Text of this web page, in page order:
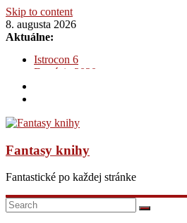
Skip to content
8. augusta 2026
Aktuálne:
Katja – Prebudená mágia: Na
Dediči posmrtnej ríše – Dominika
Fantasy knihy
Fantastické po každej stránke